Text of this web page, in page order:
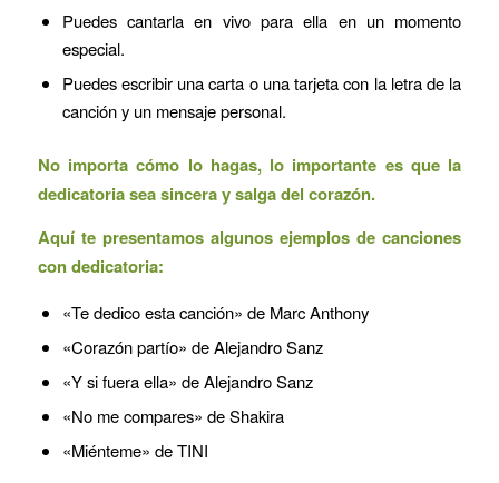
Puedes cantarla en vivo para ella en un momento
especial.
Puedes escribir una carta o una tarjeta con la letra de la
canción y un mensaje personal.
No importa cómo lo hagas, lo importante es que la
dedicatoria sea sincera y salga del corazón.
Aquí te presentamos algunos ejemplos de canciones
con dedicatoria:
«Te dedico esta canción» de Marc Anthony
«Corazón partío» de Alejandro Sanz
«Y si fuera ella» de Alejandro Sanz
«No me compares» de Shakira
«Miénteme» de TINI